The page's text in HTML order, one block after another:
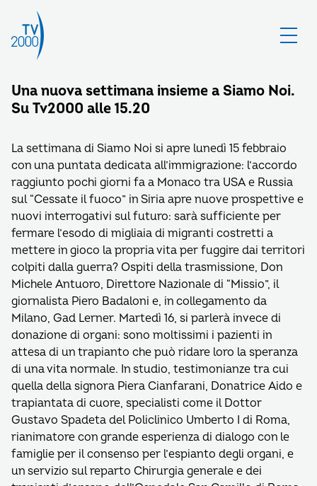
Una nuova settimana insieme a Siamo Noi.
Su Tv2000 alle 15.20
La settimana di Siamo Noi si apre lunedì 15 febbraio
con una puntata dedicata all’immigrazione: l’accordo
raggiunto pochi giorni fa a Monaco tra USA e Russia
sul “Cessate il fuoco” in Siria apre nuove prospettive e
nuovi interrogativi sul futuro: sarà sufficiente per
fermare l’esodo di migliaia di migranti costretti a
mettere in gioco la propria vita per fuggire dai territori
colpiti dalla guerra? Ospiti della trasmissione, Don
Michele Antuoro, Direttore Nazionale di “Missio”, il
giornalista Piero Badaloni e, in collegamento da
Milano, Gad Lerner. Martedì 16, si parlerà invece di
donazione di organi: sono moltissimi i pazienti in
attesa di un trapianto che può ridare loro la speranza
di una vita normale. In studio, testimonianze tra cui
quella della signora Piera Cianfarani, Donatrice Aido e
trapiantata di cuore, specialisti come il Dottor
Gustavo Spadeta del Policlinico Umberto I di Roma,
rianimatore con grande esperienza di dialogo con le
famiglie per il consenso per l’espianto degli organi, e
un servizio sul reparto Chirurgia generale e dei